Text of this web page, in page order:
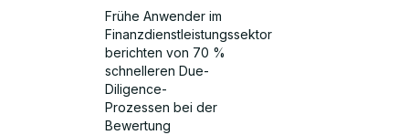
Frühe Anwender im
Finanzdienstleistungssektor
berichten von 70 %
schnelleren Due-
Diligence-
Prozessen bei der
Bewertung